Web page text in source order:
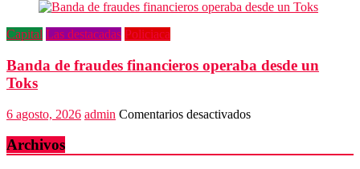
no
Capital Las destacadas Policiaca
Banda de fraudes financieros operaba desde un
Toks
6 agosto, 2026 admin Comentarios desactivadosen
fraudes
Archivos